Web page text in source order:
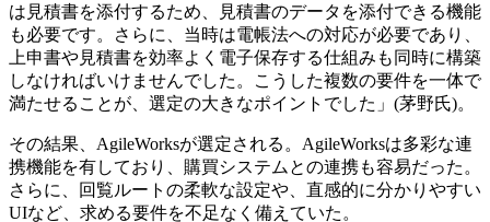
は見積書を添付するため、見積書のデータを添付できる機能
も必要です。さらに、当時は電帳法への対応が必要であり、
上申書や見積書を効率よく電子保存する仕組みも同時に構築
しなければいけませんでした。こうした複数の要件を一体で
満たせることが、選定の大きなポイントでした」(茅野氏)。
その結果、AgileWorksが選定される。AgileWorksは多彩な連
携機能を有しており、購買システムとの連携も容易だった。
さらに、回覧ルートの柔軟な設定や、直感的に分かりやすい
UIなど、求める要件を不足なく備えていた。